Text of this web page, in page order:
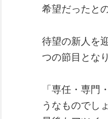
希望だったと
待望の新人を
つの節目とな
「専任・専
うなものでし